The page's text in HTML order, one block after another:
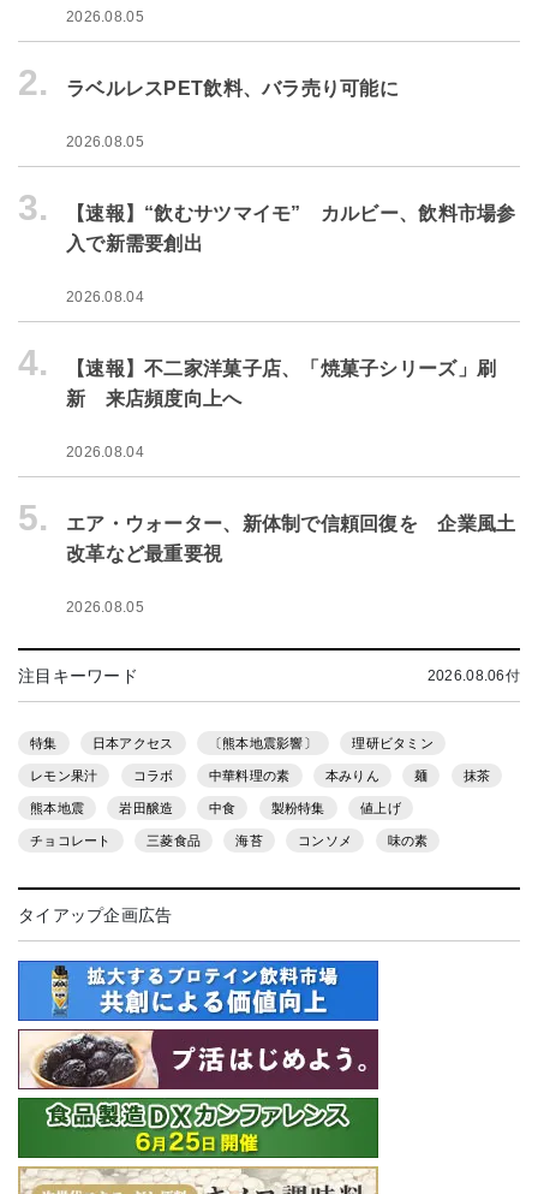
2026.08.05
2. ラベルレスPET飲料、バラ売り可能に
2026.08.05
3.
【速報】“飲むサツマイモ” カルビー、飲料市場参
入で新需要創出
2026.08.04
4.
【速報】不二家洋菓子店、「焼菓子シリーズ」刷
新 来店頻度向上へ
2026.08.04
5.
エア・ウォーター、新体制で信頼回復を 企業風土
改革など最重要視
2026.08.05
注目キーワード 2026.08.06付
特集 日本アクセス 〔熊本地震影響〕 理研ビタミン
レモン果汁 コラボ 中華料理の素 本みりん 麺 抹茶
熊本地震 岩田醸造 中食 製粉特集 値上げ
チョコレート 三菱食品 海苔 コンソメ 味の素
タイアップ企画広告